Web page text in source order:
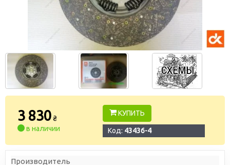
3 830₴
в наличии
КУПИТЬ
Код: 43436-4
Производитель